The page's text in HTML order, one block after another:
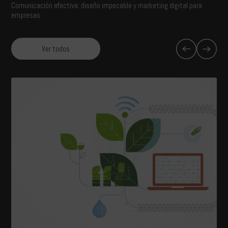
Comunicación efectiva: diseño impecable y marketing digital para
empresas.
Ver todos